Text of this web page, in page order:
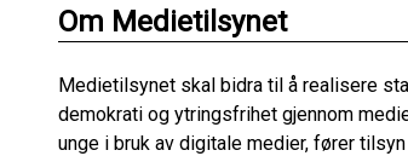
Om Medietilsynet
Medietilsynet skal bidra til å realisere
demokrati og ytringsfrihet gjennom
unge i bruk av digitale medier, fører